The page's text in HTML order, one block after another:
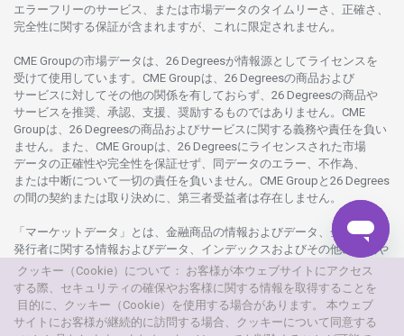
エラーフリーのサービス、 または市場データのタイムリーさ、正確さ、
完全性に関する保証が含まれますが、これに限定さ れません。
CME Groupの市場データは、26 Degreesが情報源としてライセンスを
受けて使用しています。 CME Groupは、26 Degreesの商品および
サービスに対してその他の関係を有しておらず、26 Degreesの商品や
サービスを推奨、承認、支援、 奨励するものではありません。 CME
Groupは、26 Degreesの商品およびサービスに関する義務や責任を負い
ません。また、CME Groupは、26 Degreesに ライセンスさ れた市場
データの正確性や完全性を保証せず、 同データのエラー、不作為、
または中断について一切の責任を負いません。 CME Groupと26 Degrees
の間の契約または取り 決めに、 第三者受益者は存在し ません。
「マーケットデータ」とは、 金融商品の情報およびデータ、 金融商品の
発行者に関する情報およびデータ、 インデックスおよびその他の
情報や
データを
指し、26 Degreesまたは26 Degreesグループ 会社が提供する
製品や サービスの 一部として、更新頻度を問わ ず提供さ れるものを
意味します。
クッキー（Cookie）について： お客様が本ウェブサイトにアクセス
する際、セキュリティの確保やお客様に関する情報を取得することを
目的に、クッキー（Cookie）を使用する場合があります。 本ウェブ
サイトにお客様が継続的に訪問する場合、クッキーについて同意する